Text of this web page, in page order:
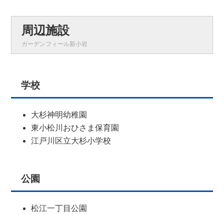
周辺施設
ガーデンフィール新小岩
学校
大杉神明幼稚園
東小松川おひさま保育園
江戸川区立大杉小学校
公園
松江一丁目公園